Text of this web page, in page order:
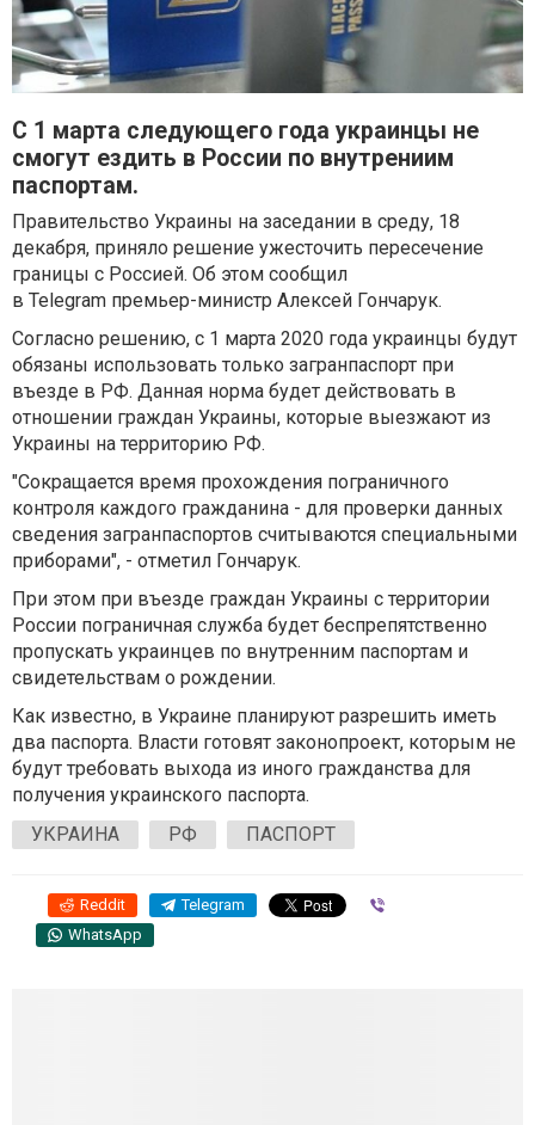
С 1 марта следующего года украинцы не
смогут ездить в России по внутрениим
паспортам.
Правительство Украины на заседании в среду, 18
декабря, приняло решение ужесточить пересечение
границы с Россией. Об этом сообщил
в Telegram премьер-министр Алексей Гончарук.
Согласно решению, с 1 марта 2020 года украинцы будут
обязаны использовать только загранпаспорт при
въезде в РФ. Данная норма будет действовать в
отношении граждан Украины, которые выезжают из
Украины на территорию РФ.
"Сокращается время прохождения пограничного
контроля каждого гражданина - для проверки данных
сведения загранпаспортов считываются специальными
приборами", - отметил Гончарук.
При этом при въезде граждан Украины с территории
России пограничная служба будет беспрепятственно
пропускать украинцев по внутренним паспортам и
свидетельствам о рождении.
Как известно, в Украине планируют разрешить иметь
два паспорта. Власти готовят законопроект, которым не
будут требовать выхода из иного гражданства для
получения украинского паспорта.
УКРАИНА
РФ ПАСПОРТ
Reddit Telegram
WhatsApp